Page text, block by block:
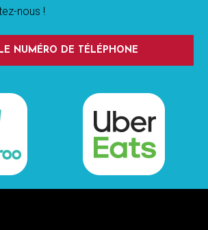
nous !
NUMÉRO DE TÉLÉPHONE